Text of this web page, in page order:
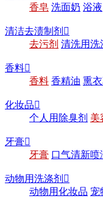
香皂 洗面奶 浴液
清洁去渍制剂 
去污剂 清洗用洗
香料
香料 香精油 熏
化妆品
个人用除臭剂 美
牙膏
牙膏 口气清新喷
动物用洗涤剂 
动物用化妆品 宠